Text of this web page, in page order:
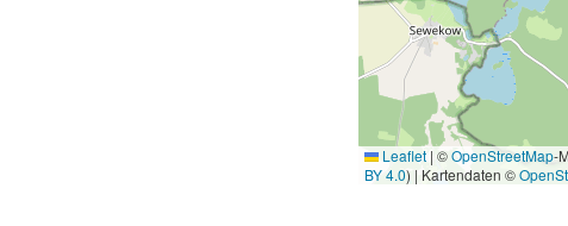
Leaflet | ©OpenStreetMap-
BY 4.0) | Kartendaten ©